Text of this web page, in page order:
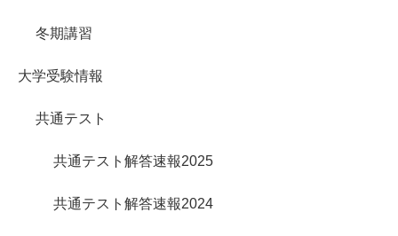
冬期講習
大学受験情報
共通テスト
共通テスト解答速報2025
共通テスト解答速報2024